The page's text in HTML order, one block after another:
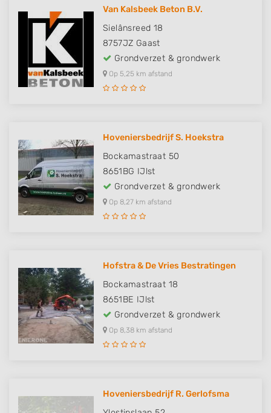
Van Kalsbeek Beton B.V.
Sielânsreed 18
8757JZ Gaast
Grondverzet & grondwerk
Op 5,25 km afstand
Hoveniersbedrijf S. Hoekstra
Bockamastraat 50
8651BG IJlst
Grondverzet & grondwerk
Op 8,27 km afstand
Hofstra & De Vries Bestratingen
Bockamastraat 18
8651BE IJlst
Grondverzet & grondwerk
Op 8,38 km afstand
Hoveniersbedrijf R. Gerlofsma